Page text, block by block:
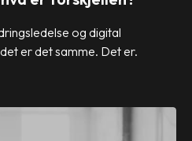
og digital
er det samme. Det er.